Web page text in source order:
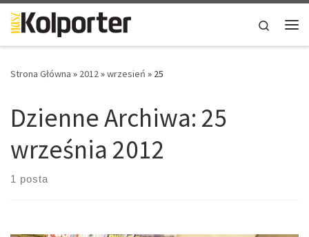
Skip to content
Search
Strona Główna » 2012»wrzesień » 25
Dzienne Archiwa: 25
września 2012
1 posta